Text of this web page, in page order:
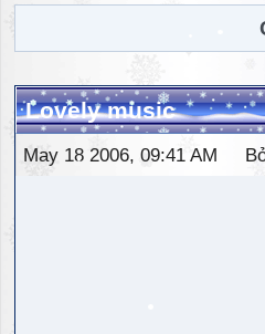
Lovely music
May 18 2006, 09:41 AM